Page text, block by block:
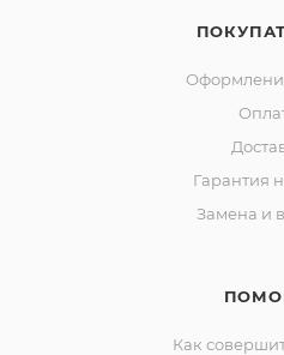
Гарантия
Замена и
Как